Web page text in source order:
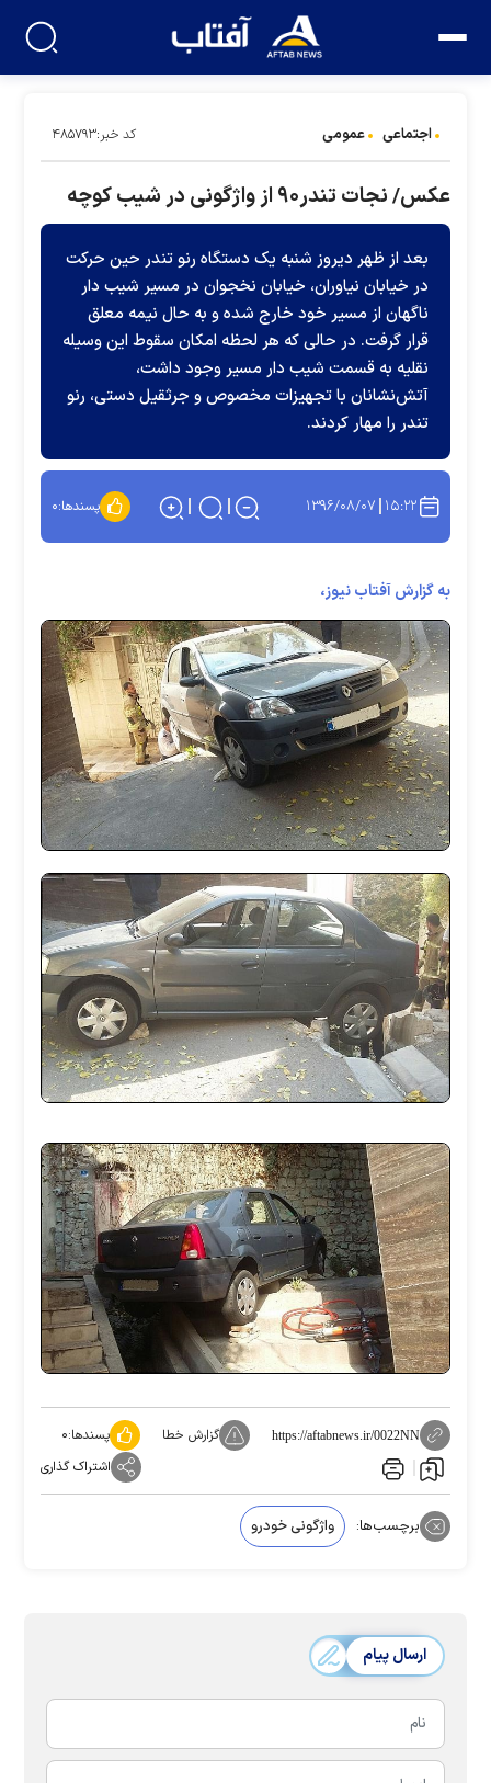
اجتماعی عمومی کد خبر:۴۸۵۷۹۳
عکس/ نجات تندر۹۰ از واژگونی در شیب کوچه‌
بعد از ظهر دیروز شنبه یک دستگاه رنو تندر حین حرکت
در خیابان نیاوران، خیابان نخجوان در مسیر شیب دار
ناگهان از مسیر خود خارج شده و به حال نیمه معلق
قرار گرفت. در حالی که هر لحظه امکان سقوط این وسیله
نقلیه به قسمت شیب دار مسیر وجود داشت،
آتش‌نشانان با تجهیزات مخصوص و جرثقیل دستی، رنو
تندر را مهار کردند.
۱۵:۲۲ ۱۳۹۶/۰۸/۰۷ پسندها:۰
به گزارش آفتاب نیوز،
https://aftabnews.ir/0022NN گزارش خطا پسندها:۰
اشتراک گذاری
برچسب‌ها: واژگونی خودرو
ارسال پیام